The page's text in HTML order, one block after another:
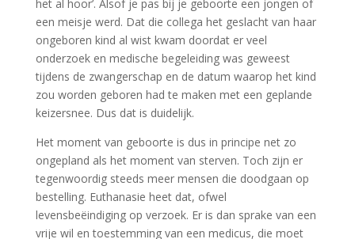
het al hoor’. Alsof je pas bij je geboorte een jongen of
een meisje werd. Dat die collega het geslacht van haar
ongeboren kind al wist kwam doordat er veel
onderzoek en medische begeleiding was geweest
tijdens de zwangerschap en de datum waarop het kind
zou worden geboren had te maken met een geplande
keizersnee. Dus dat is duidelijk.
Het moment van geboorte is dus in principe net zo
ongepland als het moment van sterven. Toch zijn er
tegenwoordig steeds meer mensen die doodgaan op
bestelling. Euthanasie heet dat, ofwel
levensbeëindiging op verzoek. Er is dan sprake van een
vrije wil en toestemming van een medicus, die moet